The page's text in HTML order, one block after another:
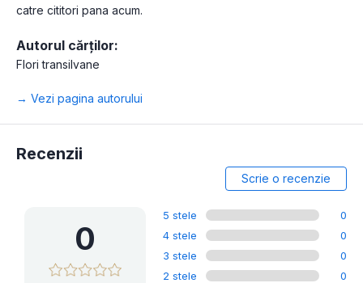
catre cititori pana acum.
Autorul cărților:
Flori transilvane
→ Vezi pagina autorului
Recenzii
Scrie o recenzie
0
5 stele
0
4 stele
0
3 stele
0
2 stele
0